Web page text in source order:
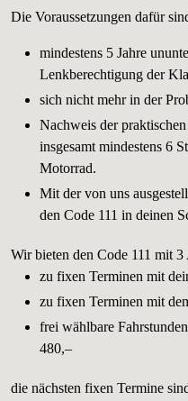
Die Voraussetzungen dafür
mindestens 5 Jahre
Lenkberechtigung der
sich nicht mehr in der
Nachweis der
insgesamt mindestens 6
Motorrad.
Mit der von uns
den Code 111 in deinen
Wir bieten den Code 111 mit
zu fixen Terminen mit
zu fixen Terminen mit
frei wählbare
480,–
die nächsten fixen Termine